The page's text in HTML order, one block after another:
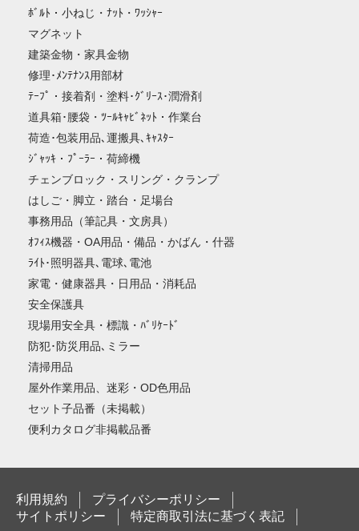
ﾎﾞﾙﾄ・小ねじ・ﾅｯﾄ・ﾜｯｼｬｰ
マグネット
建築金物・家具金物
修理･ﾒﾝﾃﾅﾝｽ用部材
ﾃｰﾌﾟ・接着剤・塗料･ｸﾞﾘｰｽ･潤滑剤
道具箱･腰袋・ﾂｰﾙｷｬﾋﾞﾈｯﾄ・作業台
荷造･包装用品､運搬具､ｷｬｽﾀｰ
ｼﾞｬｯｷ・ﾌﾟｰﾗｰ・荷締機
チェンブロック・スリング・クランプ
はしご・脚立・踏台・足場台
事務用品（筆記具・文房具）
ｵﾌｨｽ機器・OA用品・備品・かばん・什器
ﾗｲﾄ･照明器具､電球､電池
家電・健康器具・日用品・消耗品
安全保護具
現場用安全具・標識・ﾊﾞﾘｹｰﾄﾞ
防犯･防災用品､ミラー
清掃用品
屋外作業用品、迷彩・OD色用品
セット子品番（未掲載）
便利カタログ非掲載品番
利用規約
プライバシーポリシー
サイトポリシー
特定商取引法に基づく表記